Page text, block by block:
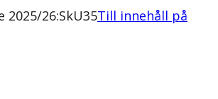
26:SkU35Till innehåll på